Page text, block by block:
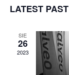
date.
LATEST
SIE
26
2023